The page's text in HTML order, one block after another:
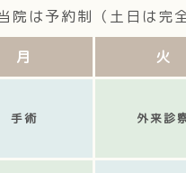
院は予約制（土日は完
月 火
手術 外来診